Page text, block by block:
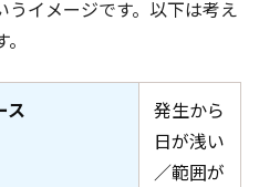
イメージです。以下は考え
ス
発生から
日が浅い
／範囲が